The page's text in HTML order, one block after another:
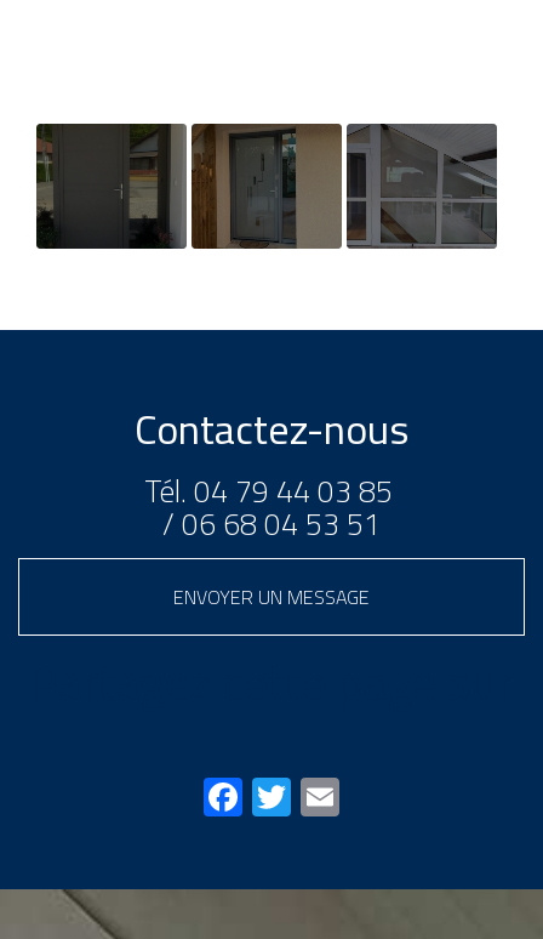
à Pont de d'entrée en
Contactez-nous
Tél.04 79 44 03 85
/06 68 04 53 51
ENVOYER UN MESSAGE
Facebook
Twitter